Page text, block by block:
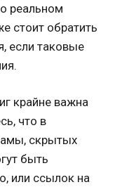
реальном
стоит обратить
если таковые
крайне важна
что в
скрытых
быть
или ссылок на